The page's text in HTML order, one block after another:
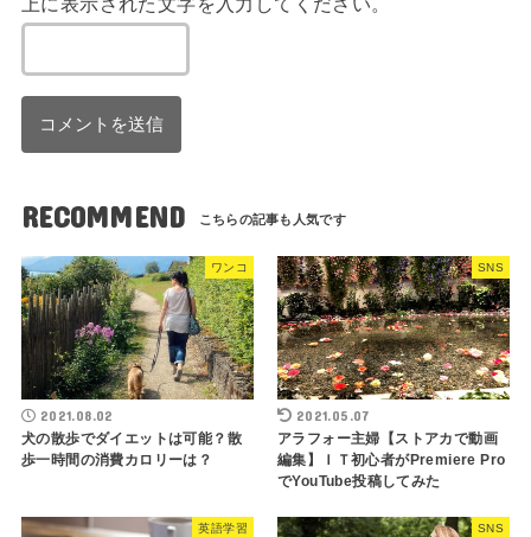
RECOMMEND
ワンコ
2021.08.02
犬の散歩でダイエットは可能？散
歩一時間の消費カロリーは？
SNS
2021.05.07
アラフォー主婦【ストアカで動画
編集】ＩＴ初心者がPremiere Pro
でYouTube投稿してみた
英語学習 SNS